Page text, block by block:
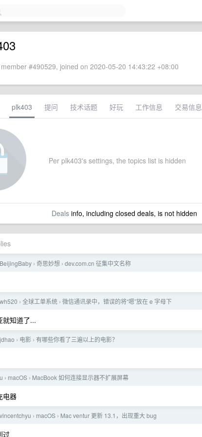
#490529, joined on 2020-05-20 14:43:22 +08:00
plk403 提问 技术话题 好玩 工作信息 交易信息
Per plk403's settings, the topics list is hidden
Dealsinfo, including closed deals, is not hidden
BeijingBaby › 奇思妙想 › dev.com.cn 征集中文名称
wh520 › 全球工单系统 › 微信通讯录中，错误的将“嗯”放在 e 字母下
就知道了...
jdhao › 电影 › 有哪些你看了三遍以上的电影？
u › macOS › MacBook 如何连接显示器不扩展屏幕
电器
vincentchyu › macOS › Mac ventur 更新 13.1，出现重大 bug
过